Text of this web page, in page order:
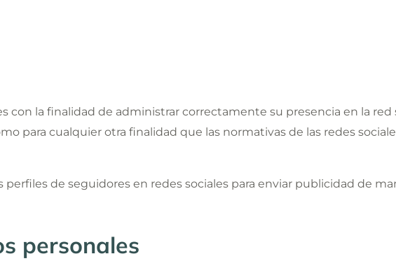
con la finalidad de administrar correctamente su presencia en la red
para cualquier otra finalidad que las normativas de las redes
perfiles de seguidores en redes sociales para enviar publicidad de
personales